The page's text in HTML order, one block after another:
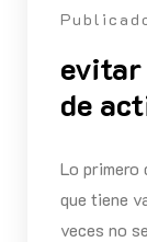
evitar
de
Lo primero
que tiene
veces no